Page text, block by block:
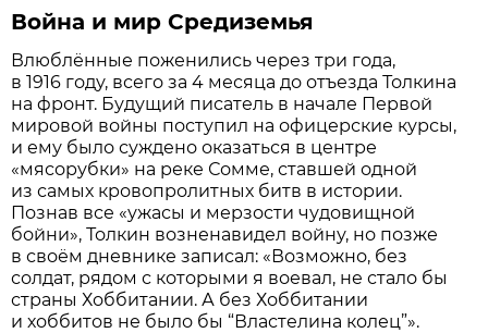
Война и мир Средиземья
Влюблённые поженились через три года,
в 1916 году, всего за 4 месяца до отъезда Толкина
на фронт. Будущий писатель в начале Первой
мировой войны поступил на офицерские курсы,
и ему было суждено оказаться в центре
«мясорубки» на реке Сомме, ставшей одной
из самых кровопролитных битв в истории.
Познав все «ужасы и мерзости чудовищной
бойни», Толкин возненавидел войну, но позже
в своём дневнике записал: «Возможно, без
солдат, рядом с которыми я воевал, не стало бы
страны Хоббитании. А без Хоббитании
и хоббитов не было бы “Властелина колец”».